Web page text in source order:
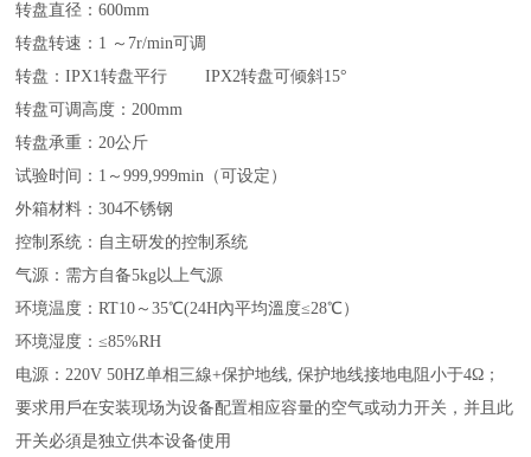
转盘直径：600mm
转盘转速：1 ～7r/min可调
转盘：IPX1转盘平行 IPX2转盘可倾斜15°
转盘可调高度：200mm
转盘承重：20公斤
试验时间：1～999,999min（可设定）
外箱材料：304不锈钢
控制系统：自主研发的控制系统
气源：需方自备5kg以上气源
环境温度：RT10～35℃(24H內平均溫度≤28℃）
环境湿度：≤85%RH
电源：220V 50HZ单相三線+保护地线, 保护地线接地电阻小于4Ω；
要求用戶在安装现场为设备配置相应容量的空气或动力开关，并且此
开关必須是独立供本设备使用